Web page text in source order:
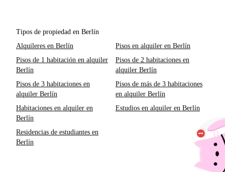
Tipos de propiedad en Berlín
Alquileres en Berlín
Pisos en alquiler en Berlín
Pisos de 1 habitación en alquiler
Berlín
Pisos de 2 habitaciones en
alquiler Berlín
Pisos de 3 habitaciones en
alquiler Berlín
Pisos de más de 3 habitaciones
en alquiler Berlín
Habitaciones en alquiler en
Berlín
Estudios en alquiler en Berlín
Residencias de estudiantes en
Berlín